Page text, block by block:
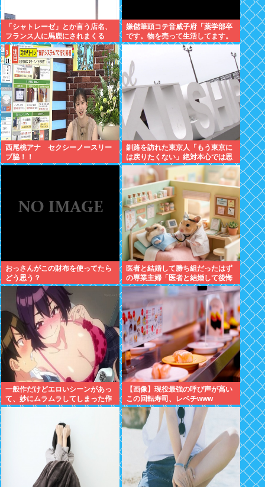
「シャトレーゼ」とか言う店名、
フランス人に馬鹿にされまくる
嫌儲筆頭コテ音威子府「薬学部卒
です。物を売って生活してます。
何を売ってるかは言えません」
西尾桃アナ セクシーノースリー
ブ脇！！
釧路を訪れた東京人「もう東京に
は戻りたくない」絶対本心では思
ってないよな
おっさんがこの財布を使ってたら
どう思う？
医者と結婚して勝ち組だったはず
の専業主婦「医者と結婚して後悔
している」
一般作だけどエロいシーンがあっ
て、妙にムラムラしてしまった作
品
【画像】現役最強の呼び声が高い
この回転寿司、レベチwww